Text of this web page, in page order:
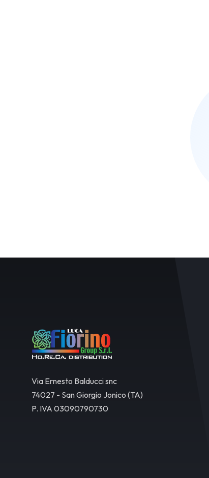
Via Ernesto Balducci snc
74027 - San Giorgio Jonico (TA)
P. IVA 03090790730